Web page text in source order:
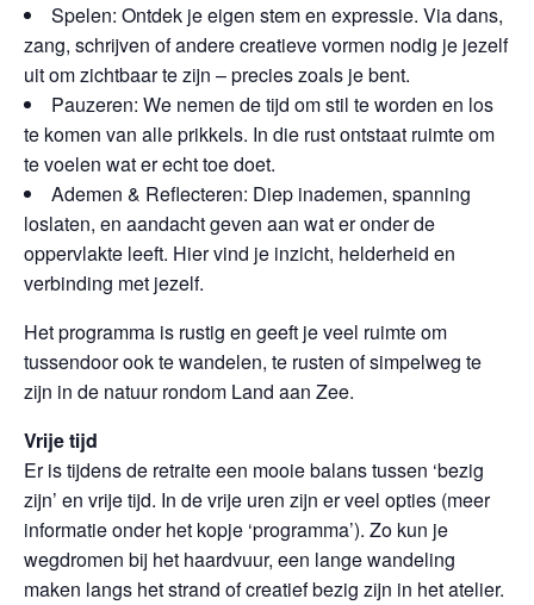
Spelen: Ontdek je eigen stem en expressie. Via dans,
zang, schrijven of andere creatieve vormen nodig je jezelf
uit om zichtbaar te zijn – precies zoals je bent.
Pauzeren: We nemen de tijd om stil te worden en los
te komen van alle prikkels. In die rust ontstaat ruimte om
te voelen wat er echt toe doet.
Ademen & Reflecteren: Diep inademen, spanning
loslaten, en aandacht geven aan wat er onder de
oppervlakte leeft. Hier vind je inzicht, helderheid en
verbinding met jezelf.
Het programma is rustig en geeft je veel ruimte om
tussendoor ook te wandelen, te rusten of simpelweg te
zijn in de natuur rondom Land aan Zee.
Vrije tijd
Er is tijdens de retraite een mooie balans tussen ‘bezig
zijn’ en vrije tijd. In de vrije uren zijn er veel opties (meer
informatie onder het kopje ‘programma’). Zo kun je
wegdromen bij het haardvuur, een lange wandeling
maken langs het strand of creatief bezig zijn in het atelier.